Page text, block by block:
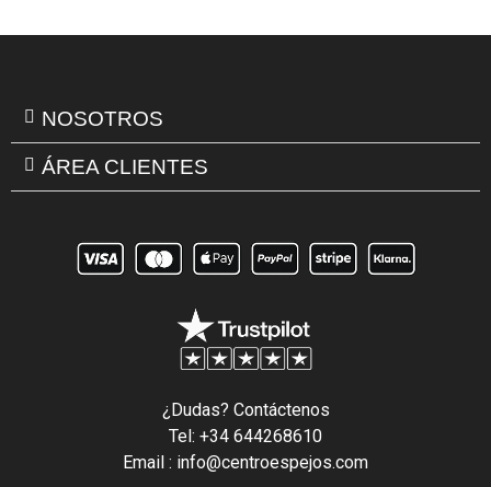
NOSOTROS
ÁREA CLIENTES
¿Dudas? Contáctenos
Tel: +34 644268610
Email : info@centroespejos.com